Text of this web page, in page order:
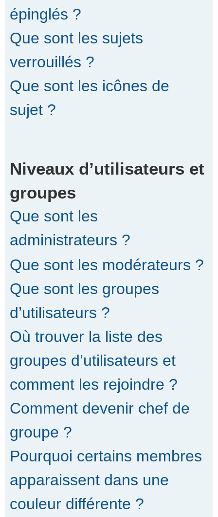
épinglés ?
Que sont les sujets
verrouillés ?
Que sont les icônes de
sujet ?
Niveaux d’utilisateurs et
groupes
Que sont les
administrateurs ?
Que sont les modérateurs ?
Que sont les groupes
d’utilisateurs ?
Où trouver la liste des
groupes d’utilisateurs et
comment les rejoindre ?
Comment devenir chef de
groupe ?
Pourquoi certains membres
apparaissent dans une
couleur différente ?